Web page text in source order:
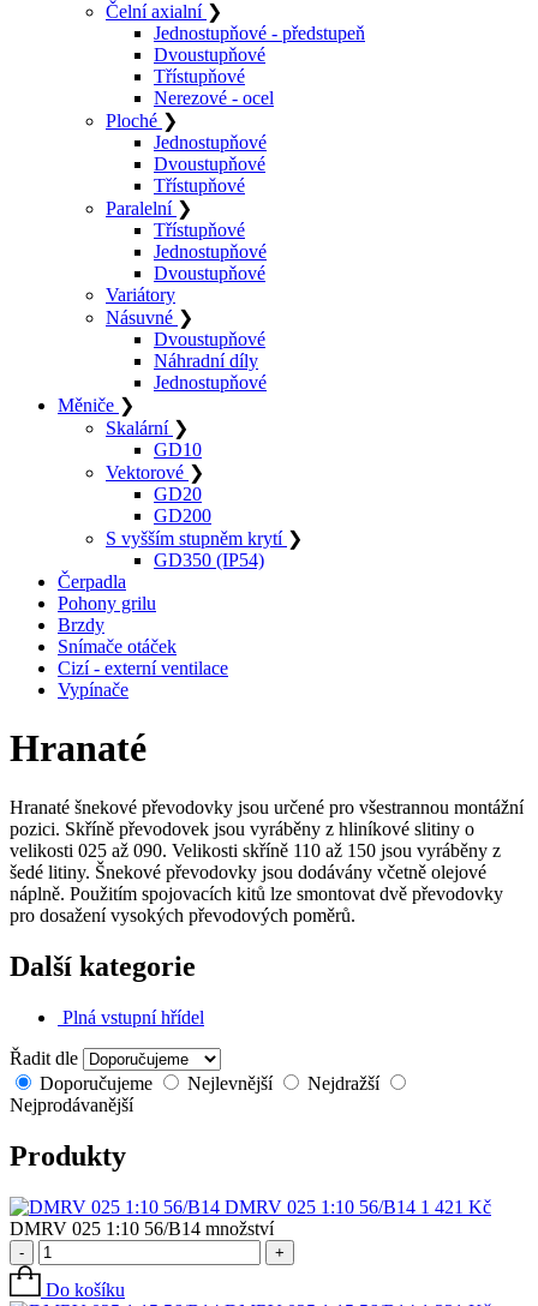
Čelní axialní ❯
Jednostupňové - předstupeň
Dvoustupňové
Třístupňové
Nerezové - ocel
Ploché ❯
Jednostupňové
Dvoustupňové
Třístupňové
Paralelní ❯
Třístupňové
Jednostupňové
Dvoustupňové
Variátory
Násuvné ❯
Dvoustupňové
Náhradní díly
Jednostupňové
Měniče ❯
Skalární ❯
GD10
Vektorové ❯
GD20
GD200
S vyšším stupněm krytí ❯
GD350 (IP54)
Čerpadla
Pohony grilu
Brzdy
Snímače otáček
Cizí - externí ventilace
Vypínače
Hranaté
Hranaté šnekové převodovky jsou určené pro všestrannou montážní
pozici. Skříně převodovek jsou vyráběny z hliníkové slitiny o
velikosti 025 až 090. Velikosti skříně 110 až 150 jsou vyráběny z
šedé litiny. Šnekové převodovky jsou dodávány včetně olejové
náplně. Použitím spojovacích kitů lze smontovat dvě převodovky
pro dosažení vysokých převodových poměrů.
Další kategorie
Plná vstupní hřídel
Řadit dle
Doporučujeme
Nejlevnější
Nejdražší
Nejprodávanější
Produkty
DMRV 025 1:10 56/B14 1 421 Kč
DMRV 025 1:10 56/B14 množství
- +
Do košíku